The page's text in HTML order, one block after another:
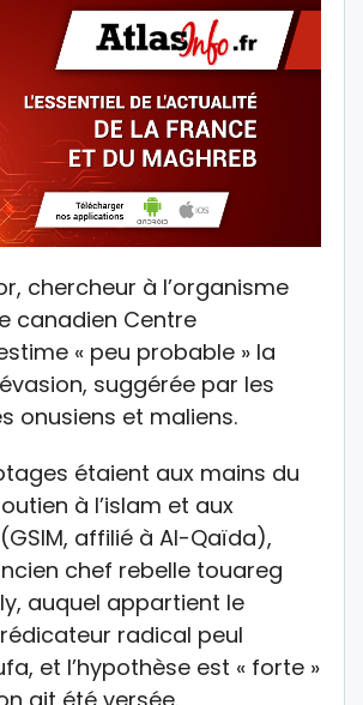
chercheur à l’organisme
canadien Centre
« peu probable » la
suggérée par les
onusiens et maliens.
étaient aux mains du
à l’islam et aux
affilié à Al-Qaïda),
chef rebelle touareg
auquel appartient le
radical peul
et l’hypothèse est « forte »